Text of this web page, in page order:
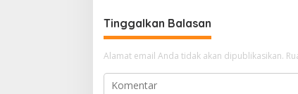
g
a
s
i
Tinggalkan Balasan
Alamat email Anda tidak akan dipublikasikan.